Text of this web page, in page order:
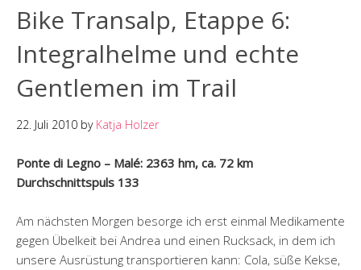
Bike Transalp, Etappe 6:
Integralhelme und echte
Gentlemen im Trail
22. Juli 2010 by Katja Holzer
Ponte di Legno – Malé: 2363 hm, ca. 72 km
Durchschnittspuls 133
Am nächsten Morgen besorge ich erst einmal Medikamente
gegen Übelkeit bei Andrea und einen Rucksack, in dem ich
unsere Ausrüstung transportieren kann: Cola, süße Kekse,